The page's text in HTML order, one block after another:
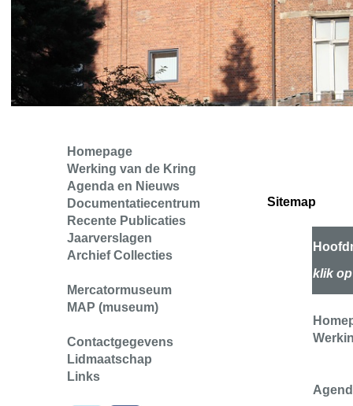
Homepage
Werking van de Kring
Agenda en Nieuws
Documentatiecentrum
Recente Publicaties
Jaarverslagen
Archief Collecties
Mercatormuseum
MAP (museum)
Contactgegevens
Lidmaatschap
Links
Sitemap
klik